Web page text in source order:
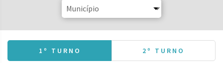
1º TURNO 2º TURNO